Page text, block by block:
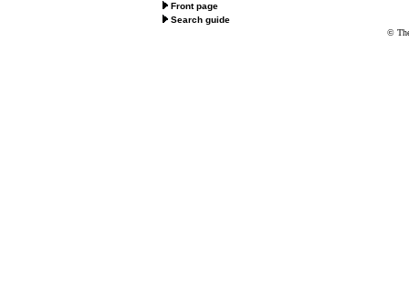
Front page
Search guide
©